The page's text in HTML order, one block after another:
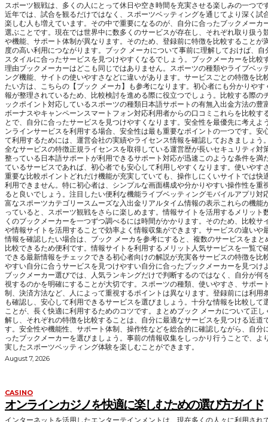
スポーツ観戦は、多くの人にとって休日や空き時間を充実させる楽しみの一つで
近年では、試合を観るだけではなく、スポーツベッティングを通じてより深く試
楽しむ人も増えています。その中で重要になるのが、自分に合ったブックメーカ
選ぶことです。現在では世界中に数多くのサービスが存在し、それぞれ取り扱う
や機能、サポート体制が異なります。そのため、登録前に特徴を比較することが
度の高い利用につながります。ブック メーカについて事前に理解しておけば、自
スタイルに合ったサービスを見つけやすくなるでしょう。ブックメーカーを比較
理由ブックメーカーはどこも同じではありません。スポーツの種類やライブベッ
ング機能、サイトの使いやすさなどに違いがあります。サービスごとの特徴を比
たい方は、こちらの【ブック メーカ】も参考になります。初心者にも分かりやす
報が整理されているため、比較検討を進める際に役立つでしょう。比較する際の
ックポイント対応しているスポーツの種類日本語サポートの有無入出金方法の豊
ボーナスやキャンペーンスマートフォン対応利用者からの口コミこれらを比較す
とで、自分に合ったサービスを見つけやすくなります。安全性を最優先に考えよ
ンラインサービスを利用する場合、安全性は最も重要なポイントの一つです。安
て利用するためには、運営会社の実績やライセンス情報を確認しておきましょう
全なサービスの特徴正規ライセンスを取得している運営歴が長いセキュリティ対
整っている日本語サポートが利用できるサポート対応が迅速このような条件を満
ているサービスであれば、初心者でも安心して利用しやすくなります。使いやす
重要な比較ポイントどれだけ機能が充実していても、操作しにくいサイトでは快
利用できません。特に初心者は、シンプルな画面構成や分かりやすい操作性を重
ると良いでしょう。注目したい便利な機能ライブベッティングモバイルアプリ対
富なスポーツカテゴリースムーズな入出金リアルタイム情報の表示これらの機能
っていると、スポーツ観戦をさらに楽しめます。情報サイトを活用するメリット
くのブックメーカーを一つずつ調べるには時間がかかります。そのため、比較サ
や情報サイトを活用することで効率よく情報収集ができます。サービスの違いや
情報を確認したい場合は、ブック メーカを参考にすると、複数のサービスをまと
比較できるため便利です。情報サイトを利用するメリット人気サービスを一覧で
できる最新情報をチェックできる初心者向けの解説が充実各サービスの特徴を比
やすい自分に合うサービスを見つけやすい自分に合ったブックメーカーを見つけ
ブックメーカー選びでは、人気ランキングだけで判断するのではなく、自分が何
視するのかを明確にすることが大切です。スポーツの種類、使いやすさ、サポー
制、決済方法など、人によって重視するポイントは異なります。登録前には利用
も確認し、安心して利用できるサービスを選びましょう。十分な情報を比較して
ことが、長く快適に利用するためのコツです。まとめブック メーカについて正し
解し、それぞれの特徴を比較することは、自分に最適なサービスを見つける近道
す。安全性や機能性、サポート体制、操作性などを総合的に確認しながら、自分
ったブックメーカーを選びましょう。事前の情報収集をしっかり行うことで、よ
実したスポーツベッティング体験を楽しむことができます。
August 7, 2026
CASINO
オンラインカジノを快適に楽しむための選び方ガイド
インターネットを活用したエンターテインメントは、現在多くの人々に利用され